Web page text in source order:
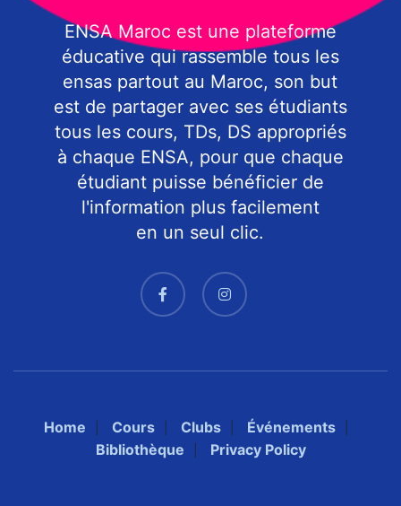
ENSA Maroc est une plateforme
éducative qui rassemble tous les
ensas partout au Maroc, son but
est de partager avec ses étudiants
tous les cours, TDs, DS appropriés
à chaque ENSA, pour que chaque
étudiant puisse bénéficier de
l'information plus facilement
en un seul clic.
Home Cours Clubs
Événements
Bibliothèque
Privacy Policy